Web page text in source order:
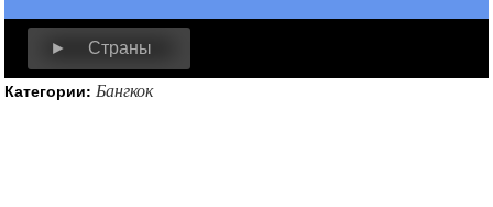
► Страны
Категории: Бангкок